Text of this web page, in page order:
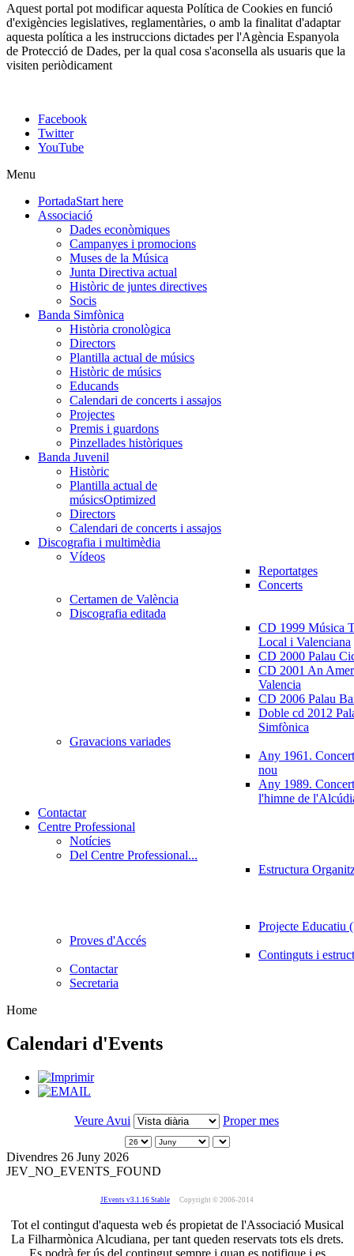
Aquest portal pot modificar aquesta Política de Cookies en funció
d'exigències legislatives, reglamentàries, o amb la finalitat d'adaptar
aquesta política a les instruccions dictades per l'Agència Espanyola
de Protecció de Dades, per la qual cosa s'aconsella als usuaris que la
visiten periòdicament
Facebook
Twitter
YouTube
Menu
PortadaStart here
Associació
Dades econòmiques
Campanyes i promocions
Muses de la Música
Junta Directiva actual
Històric de juntes directives
Socis
Banda Simfònica
Història cronològica
Directors
Plantilla actual de músics
Històric de músics
Educands
Calendari de concerts i assajos
Projectes
Premis i guardons
Pinzellades històriques
Banda Juvenil
Històric
Plantilla actual de
músicsOptimized
Directors
Calendari de concerts i assajos
Discografia i multimèdia
Vídeos
Reportatges
Concerts
Certamen de València
Discografia editada
CD 1999 Música
Local i Valenciana
CD 2000 Palau
CD 2001 An
Valencia
CD 2006 Palau
Doble cd 2012
Simfònica
Gravacions variades
Any 1961.
nou
Any 1989.
l'himne de
Contactar
Centre Professional
Notícies
Del Centre Professional...
Estructura
Projecte Educatiu
Proves d'Accés
Continguts i
Contactar
Secretaria
Home
Calendari d'Events
Veure Avui Proper mes
Divendres 26 Juny 2026
JEV_NO_EVENTS_FOUND
JEvents v3.1.16 Stable Copyright © 2006-2014
Tot el contingut d'aquesta web és propietat de l'Associació Musical
La Filharmònica Alcudiana, per tant queden reservats tots els drets.
Es podrà fer ús del contingut sempre i quan es notifique i es